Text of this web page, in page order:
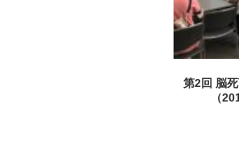
第2回 脳
（